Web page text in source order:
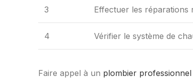
3 Effectuer les réparations
4 Vérifier le système de
Faire appel à un plombier professionnel